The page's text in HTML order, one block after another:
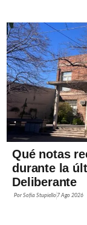
Qué notas
durante la
Deliberante
PorSofía Stupiello 7 Ago 2026